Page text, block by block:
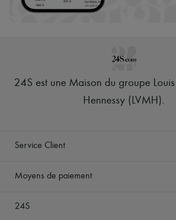
24S est une Maison du groupe
Hennessy (LVMH).
Service Client
Moyens de paiement
24S